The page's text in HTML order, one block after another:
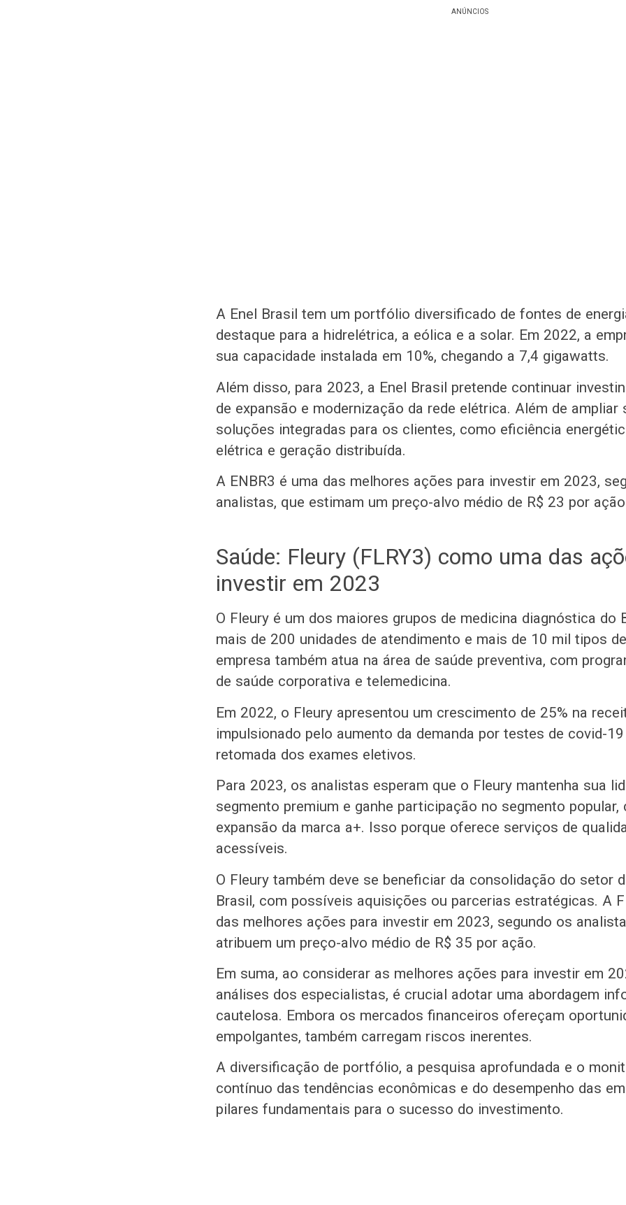
ANÚNCIOS
A Enel Brasil tem um portfólio diversificado de fontes de
destaque para a hidrelétrica, a eólica e a solar. Em 2022, a
sua capacidade instalada em 10%, chegando a 7,4 gigawatts.
Além disso, para 2023, a Enel Brasil pretende continuar
de expansão e modernização da rede elétrica. Além de ampliar
soluções integradas para os clientes, como eficiência
elétrica e geração distribuída.
A ENBR3 é uma das melhores ações para investir em 2023,
analistas, que estimam um preço-alvo médio de R$ 23 por
Saúde: Fleury (FLRY3) como uma das
investir em 2023
O Fleury é um dos maiores grupos de medicina diagnóstica do
mais de 200 unidades de atendimento e mais de 10 mil tipos
empresa também atua na área de saúde preventiva, com
de saúde corporativa e telemedicina.
Em 2022, o Fleury apresentou um crescimento de 25% na
impulsionado pelo aumento da demanda por testes de covid-
retomada dos exames eletivos.
Para 2023, os analistas esperam que o Fleury mantenha sua
segmento premium e ganhe participação no segmento popular,
expansão da marca a+. Isso porque oferece serviços de
acessíveis.
O Fleury também deve se beneficiar da consolidação do setor
Brasil, com possíveis aquisições ou parcerias estratégicas. A
das melhores ações para investir em 2023, segundo os
atribuem um preço-alvo médio de R$ 35 por ação.
Em suma, ao considerar as melhores ações para investir em
análises dos especialistas, é crucial adotar uma abordagem
cautelosa. Embora os mercados financeiros ofereçam
empolgantes, também carregam riscos inerentes.
A diversificação de portfólio, a pesquisa aprofundada e o
contínuo das tendências econômicas e do desempenho das
pilares fundamentais para o sucesso do investimento.